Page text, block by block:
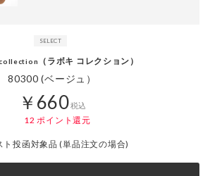
（ラボキ コレクション）
80300 (ベージュ）
￥660税込
12 ポイント還元
ト投函対象品 (単品注文の場合)